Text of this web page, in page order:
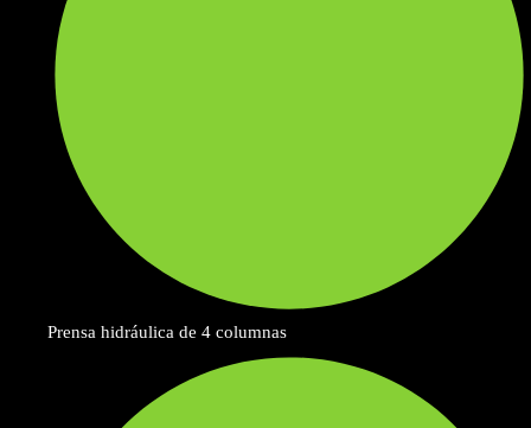
Prensa hidráulica de 4 columnas